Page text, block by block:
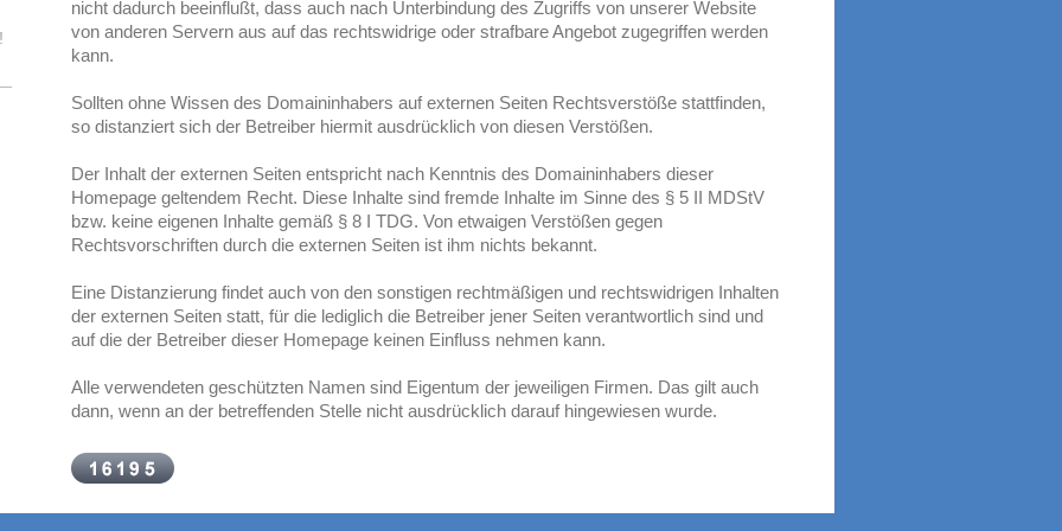
nicht dadurch beeinflußt, dass auch nach Unterbindung des Zugriffs von unserer Website
von anderen Servern aus auf das rechtswidrige oder strafbare Angebot zugegriffen werden
kann.
Sollten ohne Wissen des Domaininhabers auf externen Seiten Rechtsverstöße stattfinden,
so distanziert sich der Betreiber hiermit ausdrücklich von diesen Verstößen.
Der Inhalt der externen Seiten entspricht nach Kenntnis des Domaininhabers dieser
Homepage geltendem Recht. Diese Inhalte sind fremde Inhalte im Sinne des § 5 II MDStV
bzw. keine eigenen Inhalte gemäß § 8 I TDG. Von etwaigen Verstößen gegen
Rechtsvorschriften durch die externen Seiten ist ihm nichts bekannt.
Eine Distanzierung findet auch von den sonstigen rechtmäßigen und rechtswidrigen Inhalten
der externen Seiten statt, für die lediglich die Betreiber jener Seiten verantwortlich sind und
auf die der Betreiber dieser Homepage keinen Einfluss nehmen kann.
Alle verwendeten geschützten Namen sind Eigentum der jeweiligen Firmen. Das gilt auch
dann, wenn an der betreffenden Stelle nicht ausdrücklich darauf hingewiesen wurde.